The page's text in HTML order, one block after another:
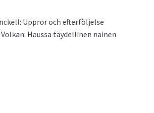
Uppror och efterföljelse
Haus­sa täy­delli­nen nainen